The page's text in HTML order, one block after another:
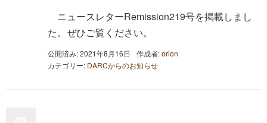
ニュースレターRemission219号を掲載しまし
た。ぜひご覧ください。
公開済み: 2021年8月16日 作成者:orion
カテゴリー: DARCからのお知らせ